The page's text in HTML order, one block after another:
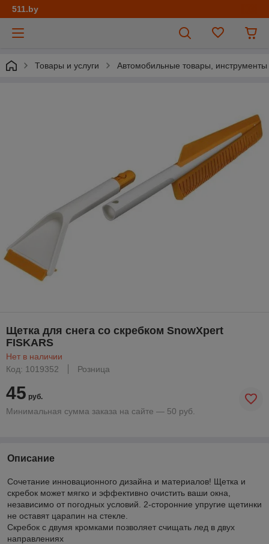
511.by
Товары и услуги Автомобильные товары, инструменты
Щетка для снега со скребком SnowXpert
FISKARS
Нет в наличии
Код: 1019352
Розница
45 руб.
Минимальная сумма заказа на сайте — 50 руб.
Описание
Сочетание инновационного дизайна и материалов! Щетка и
скребок может мягко и эффективно очистить ваши окна,
независимо от погодных условий. 2-сторонние упругие щетинки
не оставят царапин на стекле.
Скребок с двумя кромками позволяет счищать лед в двух
направлениях